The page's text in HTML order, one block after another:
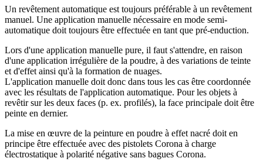
Un revêtement automatique est toujours préférable à un revêtement
manuel. Une application manuelle nécessaire en mode semi-
automatique doit toujours être effectuée en tant que pré-enduction.
Lors d'une application manuelle pure, il faut s'attendre, en raison
d'une application irrégulière de la poudre, à des variations de teinte
et d'effet ainsi qu'à la formation de nuages.
L'application manuelle doit donc dans tous les cas être coordonnée
avec les résultats de l'application automatique. Pour les objets à
revêtir sur les deux faces (p. ex. profilés), la face principale doit être
peinte en dernier.
La mise en œuvre de la peinture en poudre à effet nacré doit en
principe être effectuée avec des pistolets Corona à charge
électrostatique à polarité négative sans bagues Corona.